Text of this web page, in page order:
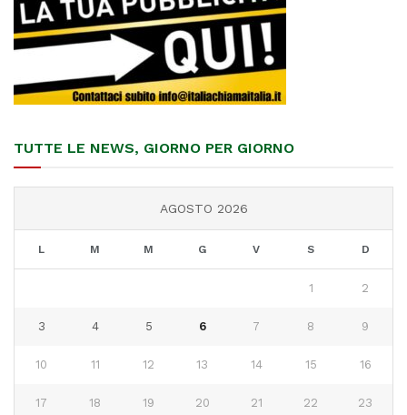
TUTTE LE NEWS, GIORNO PER GIORNO
AGOSTO 2026
L M M G V S D
1 2
3 4 5 6 7 8 9
10 11 12 13 14 15 16
17 18 19 20 21 22 23